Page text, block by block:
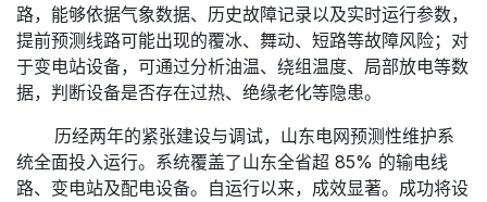
路，能够依据气象数据、历史故障记录以及实时运行参数，
提前预测线路可能出现的覆冰、舞动、短路等故障风险；对
于变电站设备，可通过分析油温、绕组温度、局部放电等数
据，判断设备是否存在过热、绝缘老化等隐患。​
历经两年的紧张建设与调试，山东电网预测性维护系
统全面投入运行。系统覆盖了山东全省超 85% 的输电线
路、变电站及配电设备。自运行以来，成效显著。成功将设